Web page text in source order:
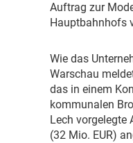
Auftrag zur
Hauptbahnhofs
Wie das
Warschau
das in einem
kommunalen
Lech vorgelegte
(32 Mio. EUR)